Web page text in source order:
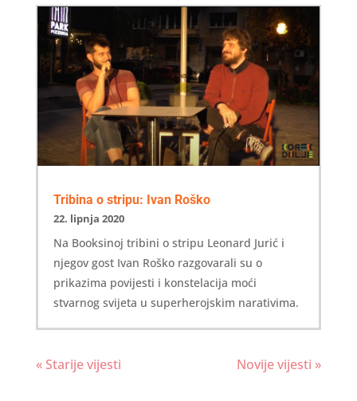
Tribina o stripu: Ivan Roško
22. lipnja 2020
Na Booksinoj tribini o stripu Leonard Jurić i
njegov gost Ivan Roško razgovarali su o
prikazima povijesti i konstelacija moći
stvarnog svijeta u superherojskim narativima.
« Starije vijesti Novije vijesti »